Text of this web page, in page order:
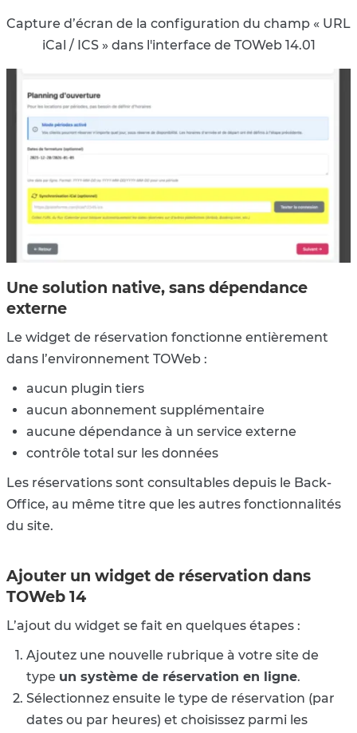
Capture d’écran de la configuration du champ « URL
iCal / ICS » dans l'interface de TOWeb 14.01
Une solution native, sans dépendance
externe
Le widget de réservation fonctionne entièrement
dans l’environnement TOWeb :
aucun plugin tiers
aucun abonnement supplémentaire
aucune dépendance à un service externe
contrôle total sur les données
Les réservations sont consultables depuis le Back-
Office, au même titre que les autres fonctionnalités
du site.
Ajouter un widget de réservation dans
TOWeb 14
L’ajout du widget se fait en quelques étapes :
Ajoutez une nouvelle rubrique à votre site de
type un système de réservation en ligne.
Sélectionnez ensuite le type de réservation (par
dates ou par heures) et choisissez parmi les